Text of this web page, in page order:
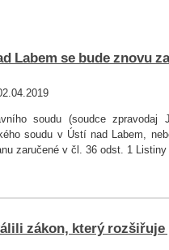
Labem se bude znovu
soudu (soudce
soudu v Ústí nad Labem,
zaručené v čl. 36 odst. 1
zákon, který rozšiřuje